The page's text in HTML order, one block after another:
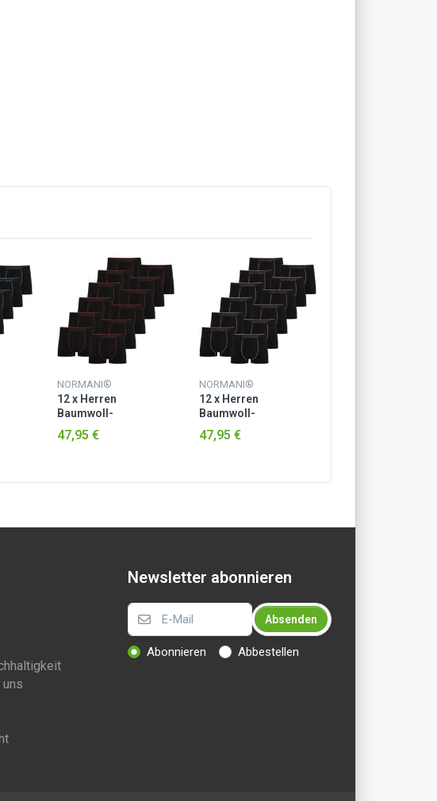
NORMANI®
12 x Herren
Baumwoll-
Boxershorts Rot
47,95 €
NORMANI®
12 x Herren
Baumwoll-
Boxershorts Lachs
47,95 €
Newsletter abonnieren
Absenden
Abonnieren Abbestellen